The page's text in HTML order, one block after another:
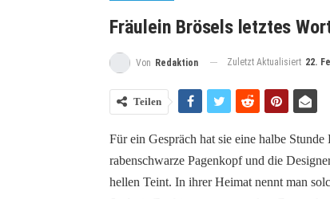
Fräulein Brösels letztes
Von Redaktion Zuletzt Aktualisiert 22.
Teilen
Für ein Gespräch hat sie eine halbe
rabenschwarze Pagenkopf und die
hellen Teint. In ihrer Heimat nennt man